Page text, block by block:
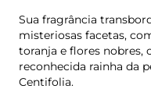
Sua fragrância
misteriosas facetas,
toranja e flores nobres,
reconhecida rainha da
Centifolia.